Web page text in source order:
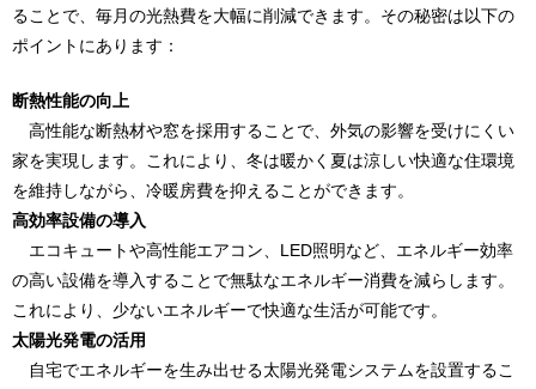
ることで、毎月の光熱費を大幅に削減できます。その秘密は以下の
ポイントにあります：
断熱性能の向上
高性能な断熱材や窓を採用することで、外気の影響を受けにくい
家を実現します。これにより、冬は暖かく夏は涼しい快適な住環境
を維持しながら、冷暖房費を抑えることができます。
高効率設備の導入
エコキュートや高性能エアコン、LED照明など、エネルギー効率
の高い設備を導入することで無駄なエネルギー消費を減らします。
これにより、少ないエネルギーで快適な生活が可能です。
太陽光発電の活用
自宅でエネルギーを生み出せる太陽光発電システムを設置するこ